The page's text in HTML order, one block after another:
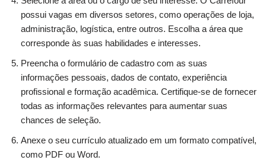
possui vagas em diversos setores, como operações de loja,
administração, logística, entre outros. Escolha a área que
corresponde às suas habilidades e interesses.
Preencha o formulário de cadastro com as suas
informações pessoais, dados de contato, experiência
profissional e formação acadêmica. Certifique-se de fornecer
todas as informações relevantes para aumentar suas
chances de seleção.
Anexe o seu currículo atualizado em um formato compatível,
como PDF ou Word.